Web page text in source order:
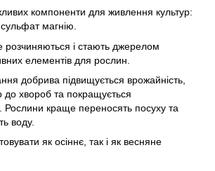
компоненти для живлення культур:
магнію.
розчиняються і стають джерелом
елементів для рослин.
добрива підвищується врожайність,
до хвороб та покращується
Рослини краще переносять посуху та
воду.
як осіннє, так і як весняне